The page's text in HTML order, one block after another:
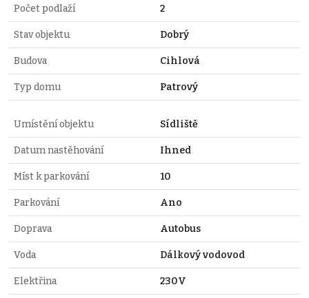
Počet podlaží 2
Stav objektu Dobrý
Budova Cihlová
Typ domu Patrový
Umístění objektu Sídliště
Datum nastěhování Ihned
Míst k parkování 10
Parkování Ano
Doprava Autobus
Voda Dálkový vodovod
Elektřina 230V